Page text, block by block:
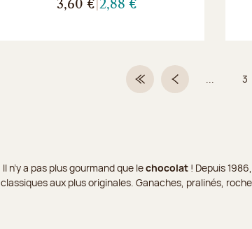
3,60 € 2,88 €
Première pagePage précédente
... 3
Il n’y a pas plus gourmand que lechocolat! Depuis
classiques aux plus originales. Ganaches, pralinés,